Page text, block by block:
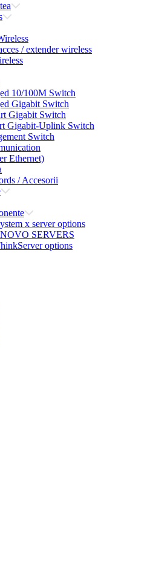
/ extender wireless
10/100M Switch
Gigabit Switch
Gigabit Switch
Gigabit-Uplink Switch
Switch
Ethernet)
/ Accesorii
x server options
SERVERS
options